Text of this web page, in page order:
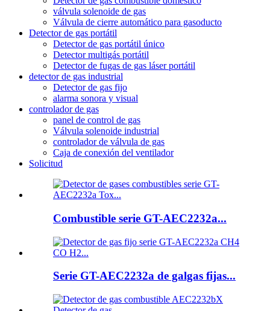
válvula solenoide de gas
Válvula de cierre automático para gasoducto
Detector de gas portátil
Detector de gas portátil único
Detector multigás portátil
Detector de fugas de gas láser portátil
detector de gas industrial
Detector de gas fijo
alarma sonora y visual
controlador de gas
panel de control de gas
Válvula solenoide industrial
controlador de válvula de gas
Caja de conexión del ventilador
Solicitud
Combustible serie GT-AEC2232a...
Serie GT-AEC2232a de galgas fijas...